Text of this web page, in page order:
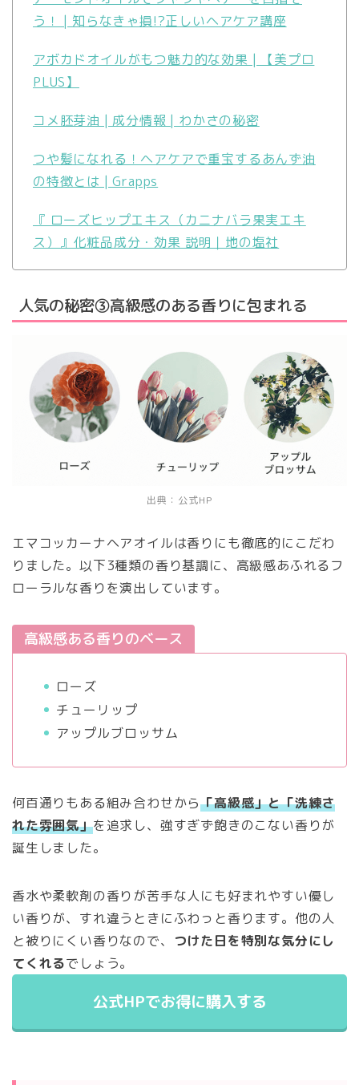
う！ | 知らなきゃ損!?正しいヘアケア講座
アボカドオイルがもつ魅力的な効果 | 【美プロ
PLUS】
コメ胚芽油 | 成分情報 | わかさの秘密
つや髪になれる！ヘアケアで重宝するあんず油
の特徴とは | Grapps
『 ローズヒップエキス（カニナバラ果実エキ
ス）』化粧品成分・効果 説明｜地の塩社
人気の秘密③高級感のある香りに包まれる
出典：公式HP
エマコッカーナヘアオイルは香りにも徹底的にこだわ
りました。以下3種類の香り基調に、高級感あふれるフ
ローラルな香りを演出しています。
高級感ある香りのベース
ローズ
チューリップ
アップルブロッサム
何百通りもある組み合わせから「高級感」と「洗練さ
れた雰囲気」を追求し、強すぎず飽きのこない香りが
誕生しました。
香水や柔軟剤の香りが苦手な人にも好まれやすい優し
い香りが、すれ違うときにふわっと香ります。他の人
と被りにくい香りなので、
つけた日を特別な気分にし
てくれるでしょう。
公式HPでお得に購入する